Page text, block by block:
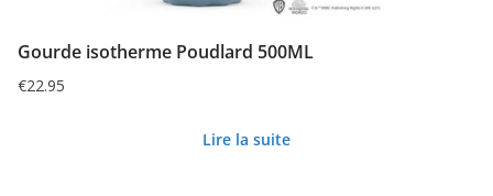
Gourde isotherme Poudlard 500ML
€22.95
Lire la suite